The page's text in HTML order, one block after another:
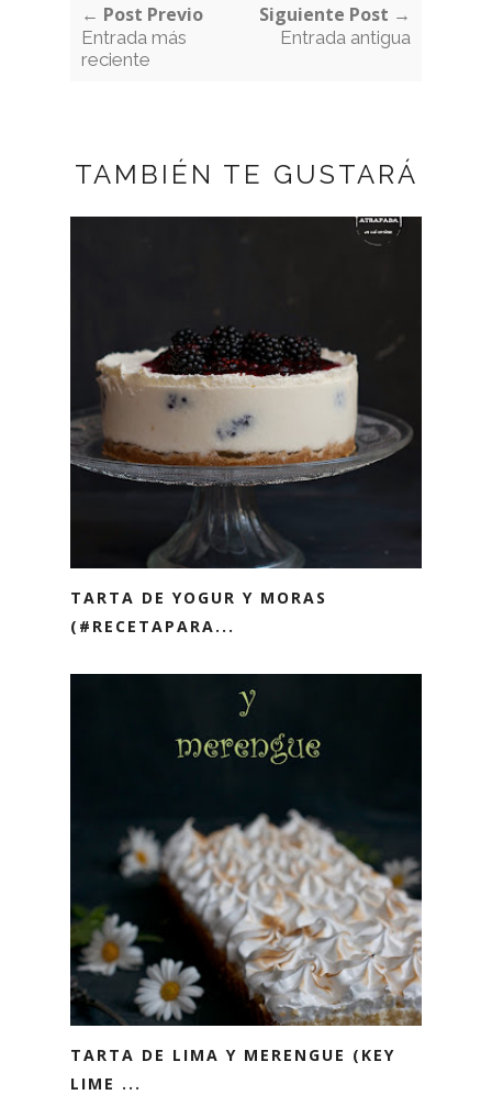
← Post Previo
Entrada más
reciente
Siguiente Post →
Entrada antigua
TAMBIÉN TE GUSTARÁ
TARTA DE YOGUR Y MORAS
(#RECETAPARA...
TARTA DE LIMA Y MERENGUE (KEY
LIME ...